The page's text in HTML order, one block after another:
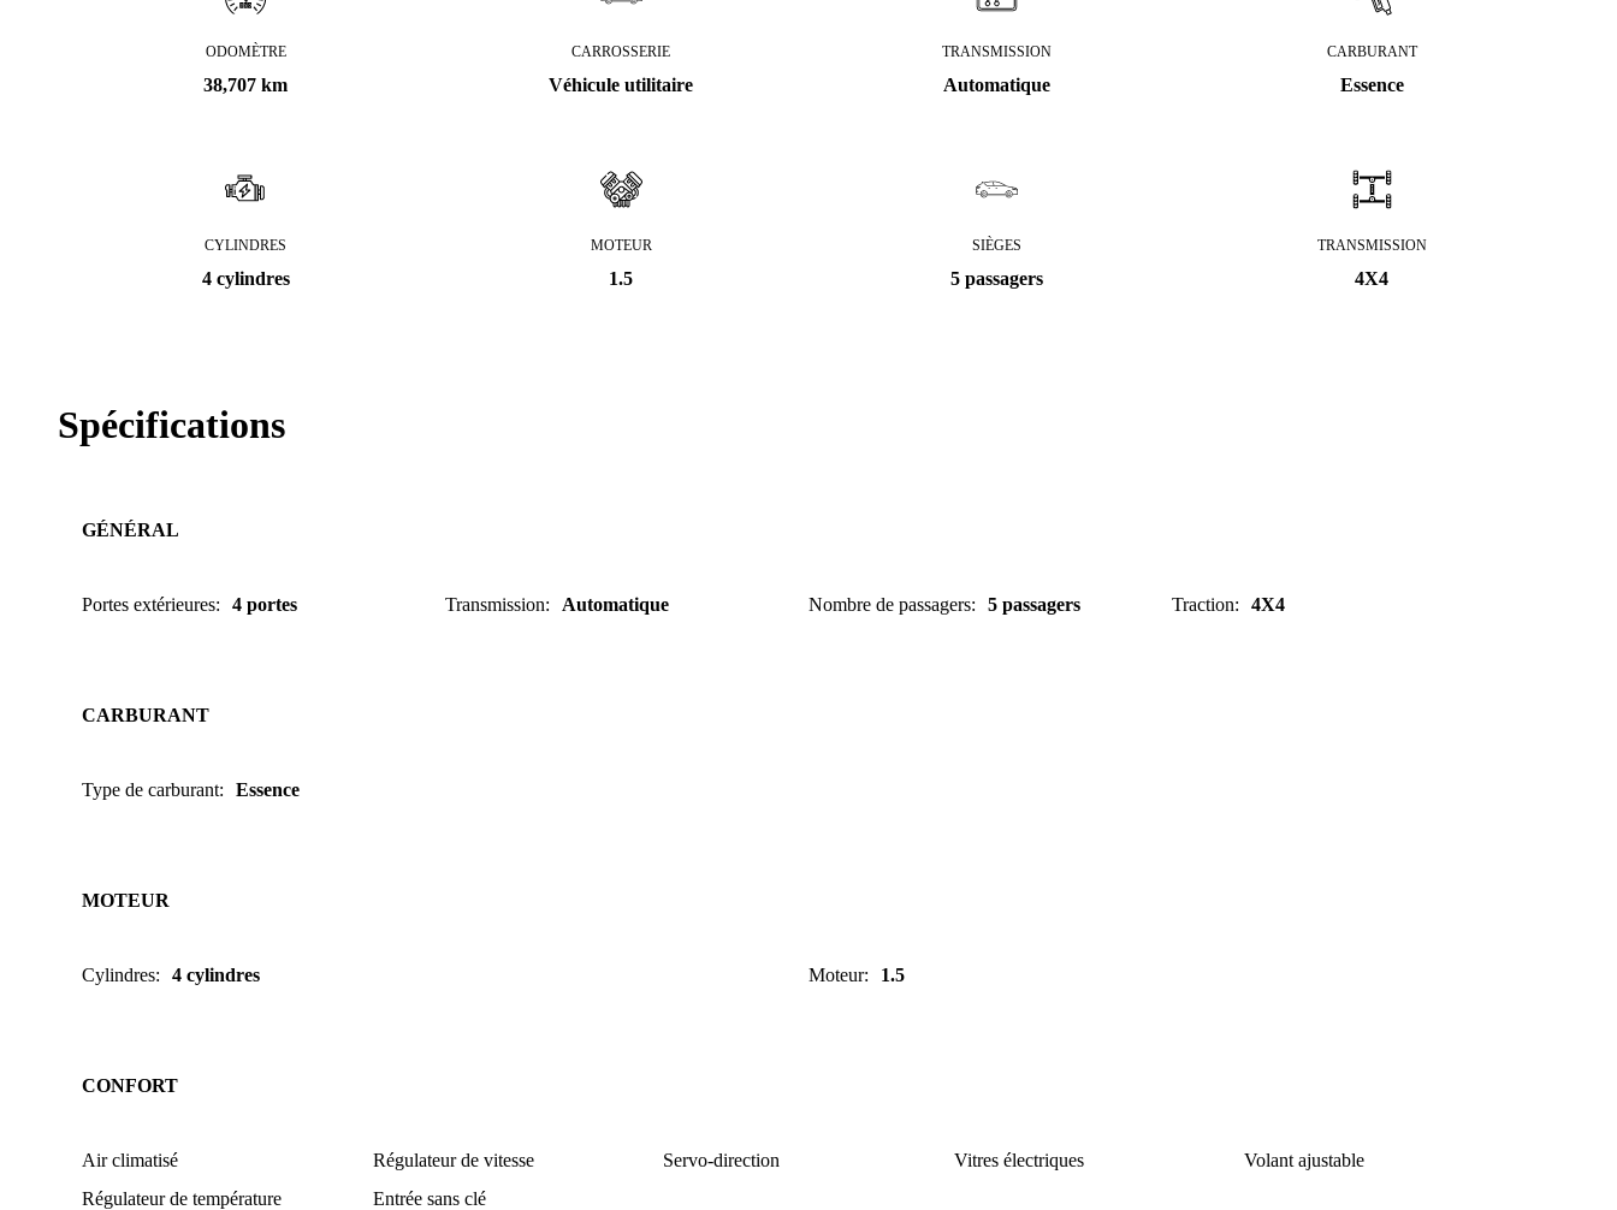
ODOMÈTRE
38,707 km
CARROSSERIE
Véhicule utilitaire
TRANSMISSION
Automatique
CARBURANT
Essence
CYLINDRES
4 cylindres
MOTEUR
1.5
SIÈGES
5 passagers
TRANSMISSION
4X4
Spécifications
GÉNÉRAL
Portes extérieures: 4 portes Transmission: Automatique Nombre de passagers: 5 passagers Traction: 4X4
CARBURANT
Type de carburant: Essence
MOTEUR
Cylindres: 4 cylindres Moteur: 1.5
CONFORT
Air climatisé Régulateur de vitesse Servo-direction Vitres électriques
Volant ajustable
Régulateur de température
Entrée sans clé